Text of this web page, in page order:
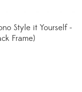
Style it Yourself -
Frame)